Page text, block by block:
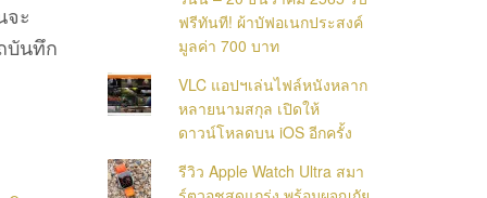
จะ
บันทึก
ฟรีทันที! ผ้าบัฟอเนกประสงค์
มูลค่า 700 บาท
VLC แอปฯเล่นไฟล์หนังหลาก
หลายนามสกุล เปิดให้
ดาวน์โหลดบน iOS อีกครั้ง
รีวิว Apple Watch Ultra สมา